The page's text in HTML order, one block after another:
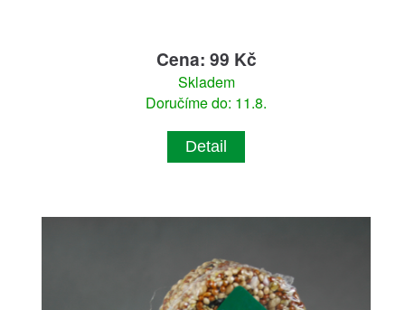
Cena: 99 Kč
Skladem
Doručíme do: 11.8.
Detail